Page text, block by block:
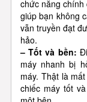
chức năng chính
giúp bạn không
vẫn truyền đạt
hảo.
– Tốt và bền:
máy nhanh bị
máy. Thật là
chiếc máy tốt